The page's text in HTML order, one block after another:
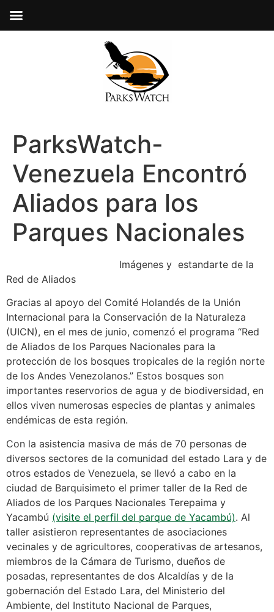
ParksWatch-
Venezuela Encontró
Aliados para los
Parques Nacionales
Imágenes y estandarte de la
Red de Aliados
Gracias al apoyo del Comité Holandés de la Unión
Internacional para la Conservación de la Naturaleza
(UICN), en el mes de junio, comenzó el programa “Red
de Aliados de los Parques Nacionales para la
protección de los bosques tropicales de la región norte
de los Andes Venezolanos.” Estos bosques son
importantes reservorios de agua y de biodiversidad, en
ellos viven numerosas especies de plantas y animales
endémicas de esta región.
Con la asistencia masiva de más de 70 personas de
diversos sectores de la comunidad del estado Lara y de
otros estados de Venezuela, se llevó a cabo en la
ciudad de Barquisimeto el primer taller de la Red de
Aliados de los Parques Nacionales Terepaima y
Yacambú (visite el perfil del parque de Yacambú). Al
taller asistieron representantes de asociaciones
vecinales y de agricultores, cooperativas de artesanos,
miembros de la Cámara de Turismo, dueños de
posadas, representantes de dos Alcaldías y de la
gobernación del Estado Lara, del Ministerio del
Ambiente, del Instituto Nacional de Parques,